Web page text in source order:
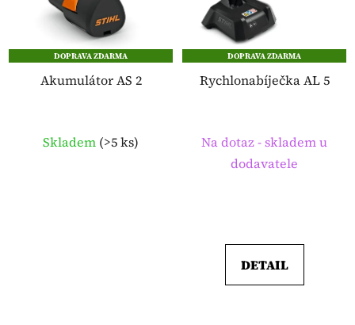
DOPRAVA ZDARMA
Akumulátor AS 2
Skladem (>5 ks)
DOPRAVA ZDARMA
Rychlonabíječka AL 5
Na dotaz - skladem u
dodavatele
DETAIL